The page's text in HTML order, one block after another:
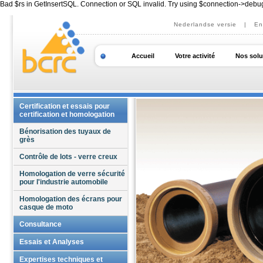
Bad $rs in GetInsertSQL. Connection or SQL invalid. Try using $connection-
Nederlandse versie |
Accueil Votre activité Nos
Certification et essais pour
certification et homologation
Bénorisation des tuyaux de
grès
Contrôle de lots - verre creux
Homologation de verre sécurité
pour l'industrie automobile
Homologation des écrans pour
casque de moto
Consultance
Accompagnement Qualité
Formations personnalisées
Essais et Analyses
Matériaux
Expertises techniques et